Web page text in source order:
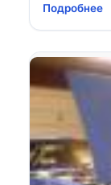
Подробнее